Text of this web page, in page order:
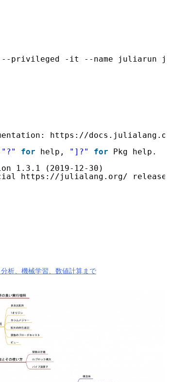
--privileged -it --name juliarun julia
https: //docs .julialang.org
"?" for help, "]?" for
Pkg help.
(2019-12-30)
https: //julialang .org/ release
析、機械学習、数値計算まで